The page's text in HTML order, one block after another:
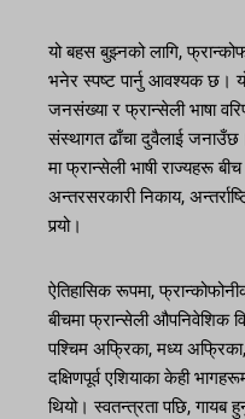
यो बहस बुझ्नको लागि,
भनेर स्पष्ट पार्नु आवश्यक छ।
जनसंख्या र फ्रान्सेली भाषा
संस्थागत ढाँचा दुवैलाई
मा फ्रान्सेली भाषी राज्यहरू
अन्तरसरकारी निकाय,
पर्‍यो।
ऐतिहासिक रूपमा,
बीचमा फ्रान्सेली औपनिवेशिक
पश्चिम अफ्रिका, मध्य
दक्षिणपूर्व एशियाका केही
थियो। स्वतन्त्रता पछि, गायब